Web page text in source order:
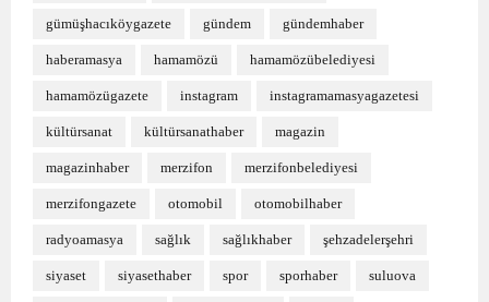
gümüşhacıköygazete gündem gündemhaber
haberamasya hamamözü hamamözübelediyesi
hamamözügazete instagram instagramamasyagazetesi
kültürsanat kültürsanathaber magazin
magazinhaber merzifon merzifonbelediyesi
merzifongazete otomobil otomobilhaber
radyoamasya sağlık sağlıkhaber şehzadelerşehri
siyaset siyasethaber spor sporhaber suluova